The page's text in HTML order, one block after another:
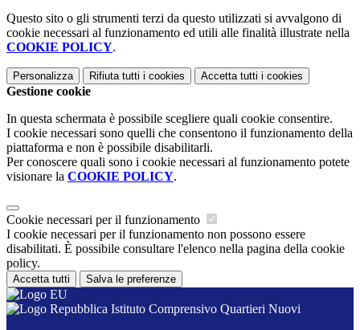
Questo sito o gli strumenti terzi da questo utilizzati si avvalgono di
cookie necessari al funzionamento ed utili alle finalità illustrate nella
COOKIE POLICY.
Personalizza Rifiuta tutti i cookies Accetta tutti i cookies
Gestione cookie
In questa schermata è possibile scegliere quali cookie consentire.
I cookie necessari sono quelli che consentono il funzionamento della
piattaforma e non è possibile disabilitarli.
Per conoscere quali sono i cookie necessari al funzionamento potete
visionare la COOKIE POLICY.
Cookie necessari per il funzionamento
I cookie necessari per il funzionamento non possono essere
disabilitati. È possibile consultare l'elenco nella pagina della cookie
policy.
Accetta tutti Salva le preferenze
Istituto Comprensivo Quartieri Nuovi